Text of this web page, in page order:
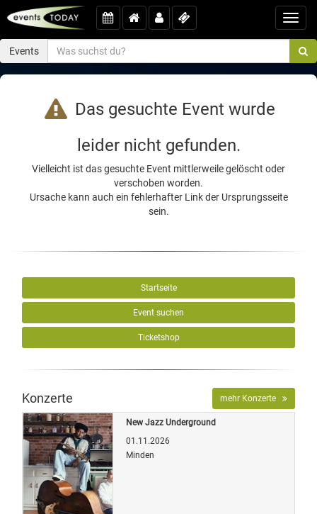
Events
Das gesuchte Event wurde
leider nicht gefunden.
Vielleicht ist das gesuchte Event mittlerweile gelöscht oder
verschoben worden.
Ursache kann auch ein fehlerhafter Link der Ursprungsseite
sein.
Startseite
Event suchen
Ticketshop
Konzerte mehr Konzerte
New Jazz Underground
01.11.2026
Minden